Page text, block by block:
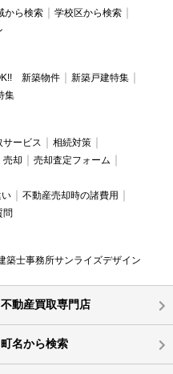
から検索
学校区から検索
新築物件
新築戸建特集
集
サービス
相続対策
売却
売却査定フォーム
不動産売却時の諸費用
問
築士事務所サンライズデザイン
不動産買取専門店
町名から検索